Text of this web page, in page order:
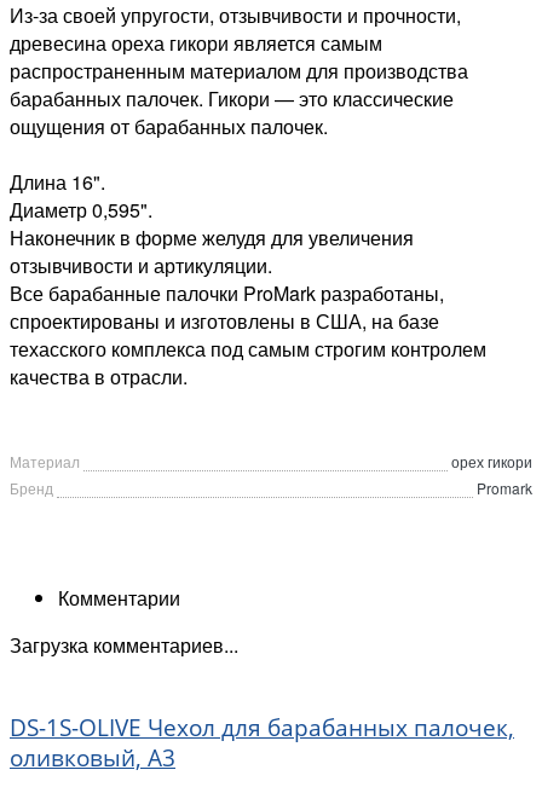
Из-за своей упругости, отзывчивости и прочности,
древесина ореха гикори является самым
распространенным материалом для производства
барабанных палочек. Гикори — это классические
ощущения от барабанных палочек.
Длина 16".
Диаметр 0,595".
Наконечник в форме желудя для увеличения
отзывчивости и артикуляции.
Все барабанные палочки ProMark разработаны,
спроектированы и изготовлены в США, на базе
техасского комплекса под самым строгим контролем
качества в отрасли.
Материал
орех гикори
Бренд
Promark
Комментарии
Загрузка комментариев...
DS-1S-OLIVE Чехол для барабанных палочек,
оливковый, А3